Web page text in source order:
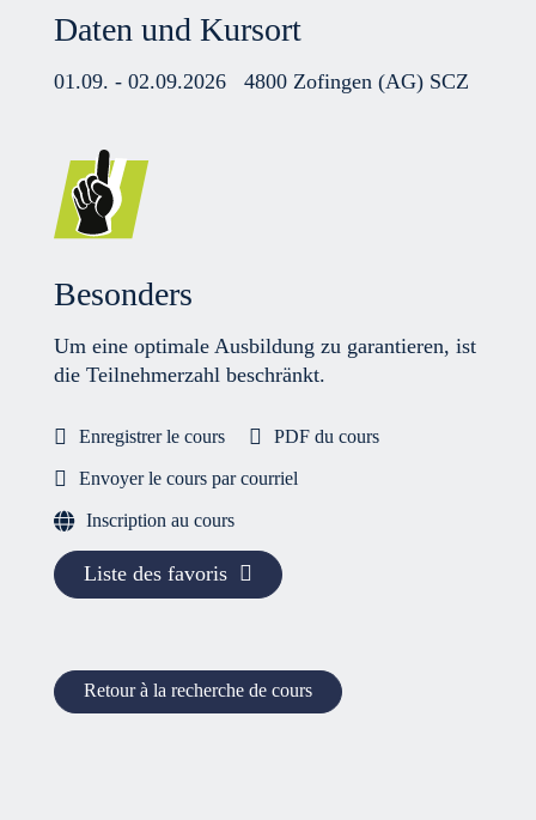
Daten und Kursort
01.09. - 02.09.2026 4800 Zofingen (AG) SCZ
Besonders
Um eine optimale Ausbildung zu garantieren, ist
die Teilnehmerzahl beschränkt.
Enregistrer le cours PDF du cours
Envoyer le cours par courriel
Inscription au cours
Liste des favoris
Retour à la recherche de cours